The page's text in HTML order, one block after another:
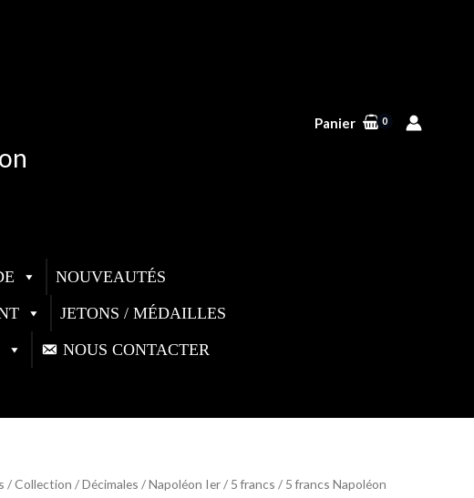
Panier
NOUVEAUTÉS
JETONS / MÉDAILLES
NOUS CONTACTER
/Collection /Décimales /Napoléon Ier/ 5 francs / 5 francs Napoléon